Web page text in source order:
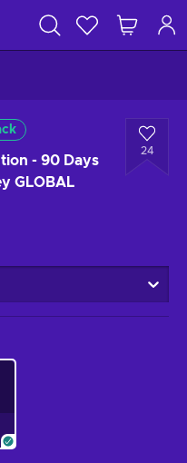
- 90 Days
GLOBAL
24